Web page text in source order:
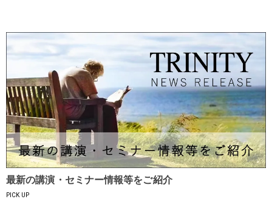
最新の講演・セミナー情報等をご紹介
PICK UP